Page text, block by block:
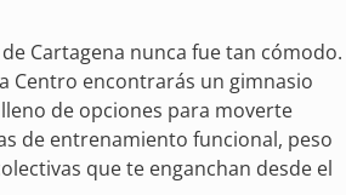
Cartagena nunca fue tan cómodo.
Centro encontrarás un gimnasio
de opciones para moverte
de entrenamiento funcional, peso
que te enganchan desde el